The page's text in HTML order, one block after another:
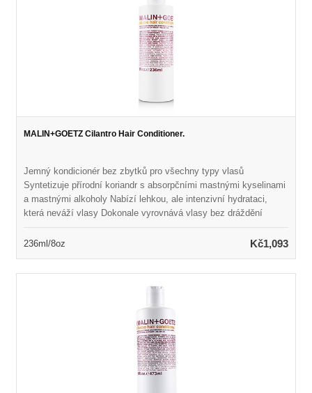
MALIN+GOETZ Cilantro Hair Conditioner.
Jemný kondicionér bez zbytků pro všechny typy vlasů
Syntetizuje přírodní koriandr s absorpčními mastnými kyselinami
a mastnými alkoholy Nabízí lehkou, ale intenzivní hydrataci,
která neváží vlasy Dokonale vyrovnává vlasy bez dráždění
a zdravě vypadající Naplněno přirozenou vůní a barvou Vhodné
236ml/8oz Kč1,093